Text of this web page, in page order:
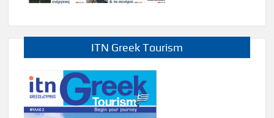
ITN Greek Tourism